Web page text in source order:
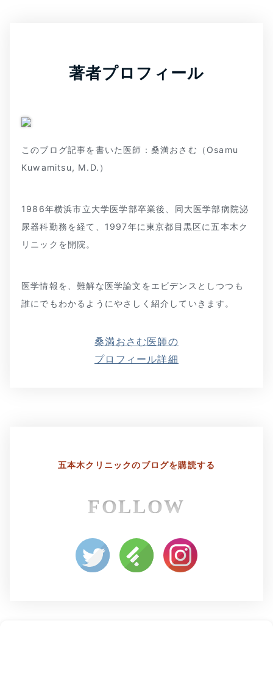
著者プロフィール
このブログ記事を書いた医師：桑満おさむ（Osamu
Kuwamitsu, M.D.）
1986年横浜市立大学医学部卒業後、同大医学部病院泌
尿器科勤務を経て、1997年に東京都目黒区に五本木ク
リニックを開院。
医学情報を、難解な医学論文をエビデンスとしつつも
誰にでもわかるようにやさしく紹介していきます。
桑満おさむ医師の
プロフィール詳細
五本木クリニックのブログを購読する
FOLLOW